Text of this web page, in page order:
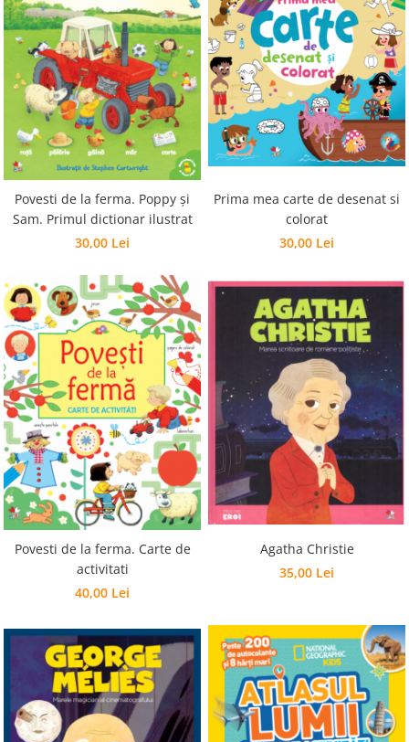
Povesti de la ferma. Poppy și
Sam. Primul dictionar ilustrat
30,00 Lei
Prima mea carte de desenat si
colorat
30,00 Lei
Povesti de la ferma. Carte de
activitati
40,00 Lei
Agatha Christie
35,00 Lei